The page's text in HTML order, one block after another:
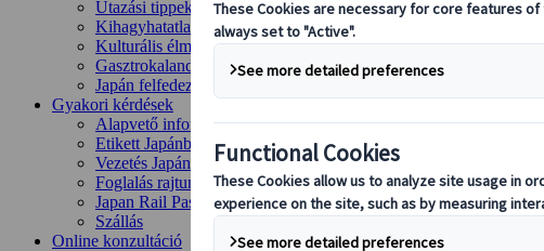
Utazási tippek évszakok szerint
Kihagyhatatlan látnivalók
Kulturális élmények
Gasztrokalandok
Japán felfedezése vonattal
Gyakori kérdések
Alapvető információk
Etikett Japánban
Vezetés Japánban
Foglalás rajtunk keresztül
Japan Rail Pass
Szállás
Online konzultáció